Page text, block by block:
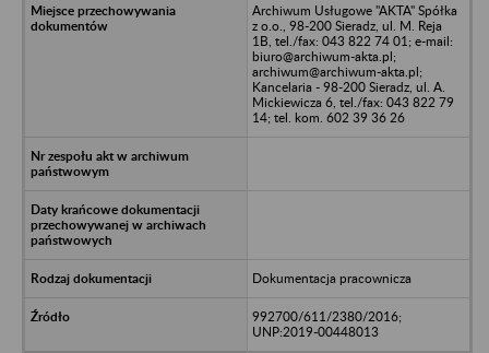
Archiwum Usługowe "AKTA" Spółka
z o.o., 98-200 Sieradz, ul. M. Reja
1B, tel./fax: 043 822 74 01; e-mail:
biuro@archiwum-akta.pl;
archiwum@archiwum-akta.pl;
Kancelaria - 98-200 Sieradz, ul. A.
Mickiewicza 6, tel./fax: 043 822 79
14; tel. kom. 602 39 36 26
Dokumentacja pracownicza
992700/611/2380/2016;
UNP:2019-00448013